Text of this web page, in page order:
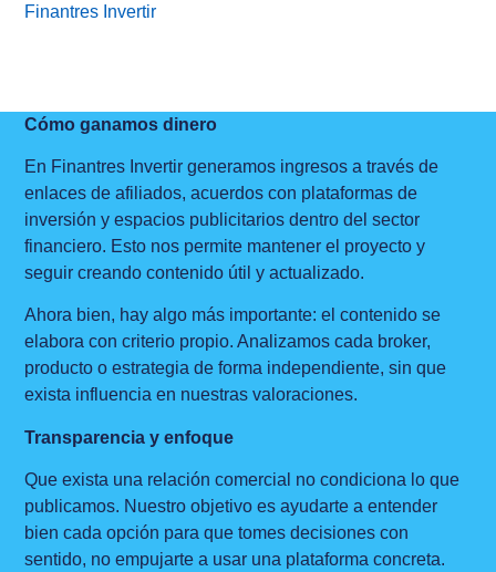
Finantres Invertir
Cómo ganamos dinero
En Finantres Invertir generamos ingresos a través de
enlaces de afiliados, acuerdos con plataformas de
inversión y espacios publicitarios dentro del sector
financiero. Esto nos permite mantener el proyecto y
seguir creando contenido útil y actualizado.
Ahora bien, hay algo más importante: el contenido se
elabora con criterio propio. Analizamos cada broker,
producto o estrategia de forma independiente, sin que
exista influencia en nuestras valoraciones.
Transparencia y enfoque
Que exista una relación comercial no condiciona lo que
publicamos. Nuestro objetivo es ayudarte a entender
bien cada opción para que tomes decisiones con
sentido, no empujarte a usar una plataforma concreta.